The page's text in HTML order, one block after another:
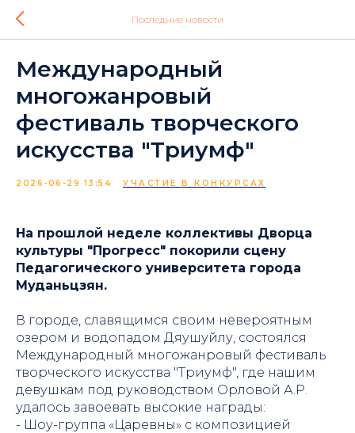
Последние новости
Международный
многожанровый
фестиваль творческого
искусства "Триумф"
2026-06-29 13:54 УЧАСТИЕ В КОНКУРСАХ
На прошлой неделе коллективы Дворца
культуры "Прогресс" покорили сцену
Педагогического университета города
Муданьцзян.
В городе, славящимся своим невероятным
озером и водопадом Дяушуйлу, состоялся
Международный многожанровый фестиваль
творческого искусства "Триумф", где нашим
девушкам под руководством Орловой А.Р.
удалось завоевать высокие награды:
- Шоу-группа «Царевны» с композицией